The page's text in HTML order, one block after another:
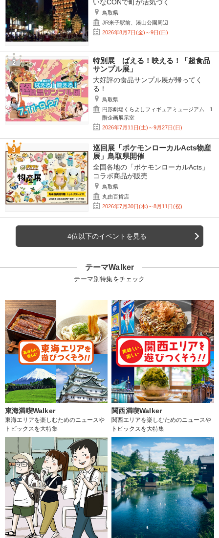
いなCONで町が活気づく
鳥取県
JR米子駅前、湊山公園周辺
2026年8月7日(金)～9日(日)
特別展 ばえる！映える！「超食品
サンプル展」
大好評の食品サンプル展が帰ってく
る！
鳥取県
円形劇場くらよしフィギュアミュージアム 1
階企画展示室
2026年7月11日(土)～9月27日(日)
巡回展「ポケモンローカルActs物産
展」鳥取県開催
全国各地の「ポケモンローカルActs」
コラボ商品が販売
鳥取県
丸由百貨店
2026年7月30日(木)～8月11日(祝)
4位以下のイベントを見る
テーマWalker
テーマ別特集をチェック
東海満喫Walker
東海エリアを楽しむためのニュースや
トピックスを大特集
関西満喫Walker
関西エリアを楽しむためのニュースや
トピックスを大特集